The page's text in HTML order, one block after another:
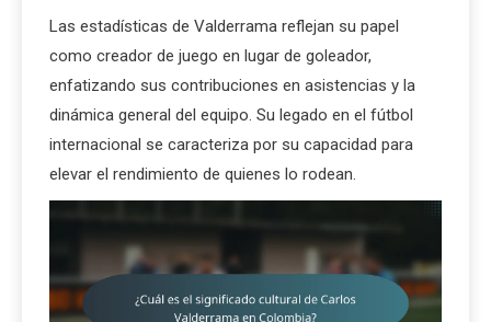
Las estadísticas de Valderrama reflejan su papel
como creador de juego en lugar de goleador,
enfatizando sus contribuciones en asistencias y la
dinámica general del equipo. Su legado en el fútbol
internacional se caracteriza por su capacidad para
elevar el rendimiento de quienes lo rodean.